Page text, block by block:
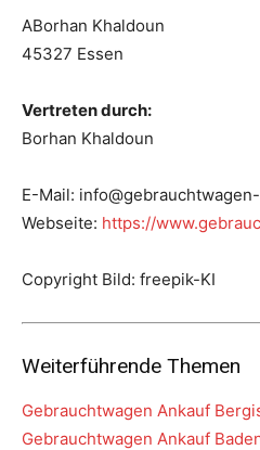
ABorhan Khaldoun
45327 Essen
Vertreten durch:
Borhan Khaldoun
E-Mail:
Webseite: https://
Copyright Bild: freepik-KI
Weiterführende Themen
Gebrauchtwagen Ankauf
Gebrauchtwagen Ankauf